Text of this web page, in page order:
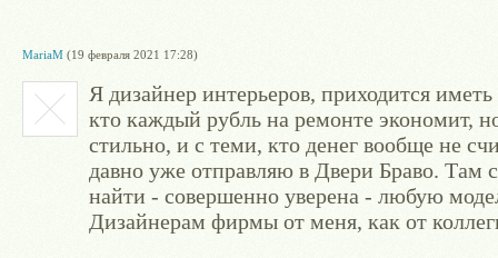
MariaM (19 февраля 2021 17:28)
Я дизайнер интерьеров, приходится
кто каждый рубль на ремонте экономит,
стильно, и с теми, кто денег вообще не
давно уже отправляю в Двери Браво. Там
найти - совершенно уверена - любую
Дизайнерам фирмы от меня, как от